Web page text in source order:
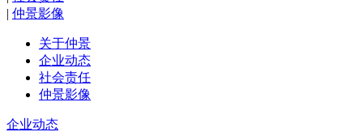
| 仲景影像
关于仲景
企业动态
社会责任
仲景影像
企业动态